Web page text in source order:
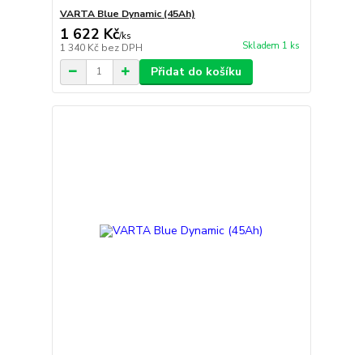
VARTA Blue Dynamic (45Ah)
1 622 Kč/ks
1 340 Kč bez DPH Skladem 1 ks
Přidat do košíku